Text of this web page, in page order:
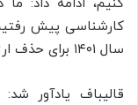
کارشناسی پیش
سال ۱۴۰۱ برای حذف ارز ترجیحی همانند نظر مجلس بوده است.
قالیباف یادآور